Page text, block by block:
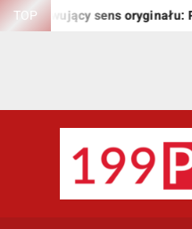
Skip
TOP sens oryginału: